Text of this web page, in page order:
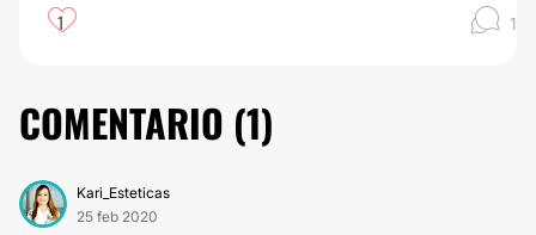
1 1
COMENTARIO (1)
Kari_Esteticas
25 feb 2020